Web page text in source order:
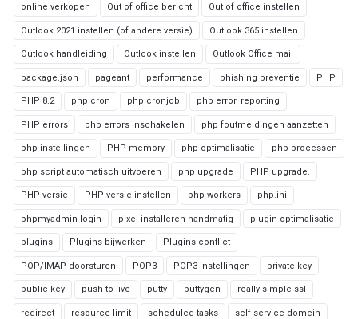
online verkopen Out of office bericht Out of office instellen
Outlook 2021 instellen (of andere versie) Outlook 365 instellen
Outlook handleiding Outlook instellen Outlook Office mail
package.json pageant performance phishing preventie PHP
PHP 8.2 php cron php cronjob php error_reporting
PHP errors php errors inschakelen php foutmeldingen aanzetten
php instellingen PHP memory php optimalisatie php processen
php script automatisch uitvoeren php upgrade PHP upgrade.
PHP versie PHP versie instellen php workers php.ini
phpmyadmin login pixel installeren handmatig plugin optimalisatie
plugins Plugins bijwerken Plugins conflict
POP/IMAP doorsturen POP3 POP3 instellingen private key
public key push to live putty puttygen really simple ssl
redirect resource limit scheduled tasks self-service domein